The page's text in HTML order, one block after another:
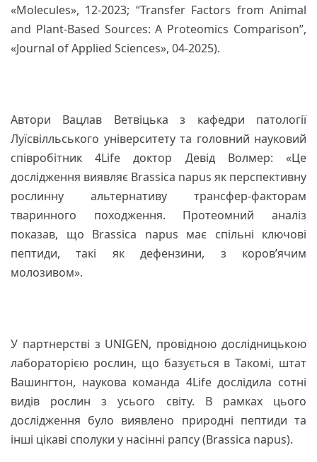
«Molecules», 12-2023; “Transfer Factors from Animal
and Plant-Based Sources: A Proteomics Comparison”,
«Journal of Applied Sciences», 04-2025).
Автори Вацлав Ветвіцька з кафедри патології
Луїсвілльського університету та головний науковий
співробітник 4Life доктор Девід Волмер: «Це
дослідження виявляє Brassica napus як перспективну
рослинну альтернативу трансфер-факторам
тваринного походження. Протеомний аналіз
показав, що Brassica napus має спільні ключові
пептиди, такі як дефензини, з коров’ячим
молозивом».
У партнерстві з UNIGEN, провідною дослідницькою
лабораторією рослин, що базується в Такомі, штат
Вашингтон, наукова команда 4Life дослідила сотні
видів рослин з усього світу. В рамках цього
дослідження було виявлено природні пептиди та
інші цікаві сполуки у насінні рапсу (Brassica napus).